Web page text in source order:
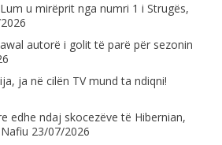
u mirëprit nga numri 1 i Strugës,
autorë i golit të parë për sezonin
ja në cilën TV mund ta ndiqni!
edhe ndaj skocezëve të Hibernian,
23/07/2026